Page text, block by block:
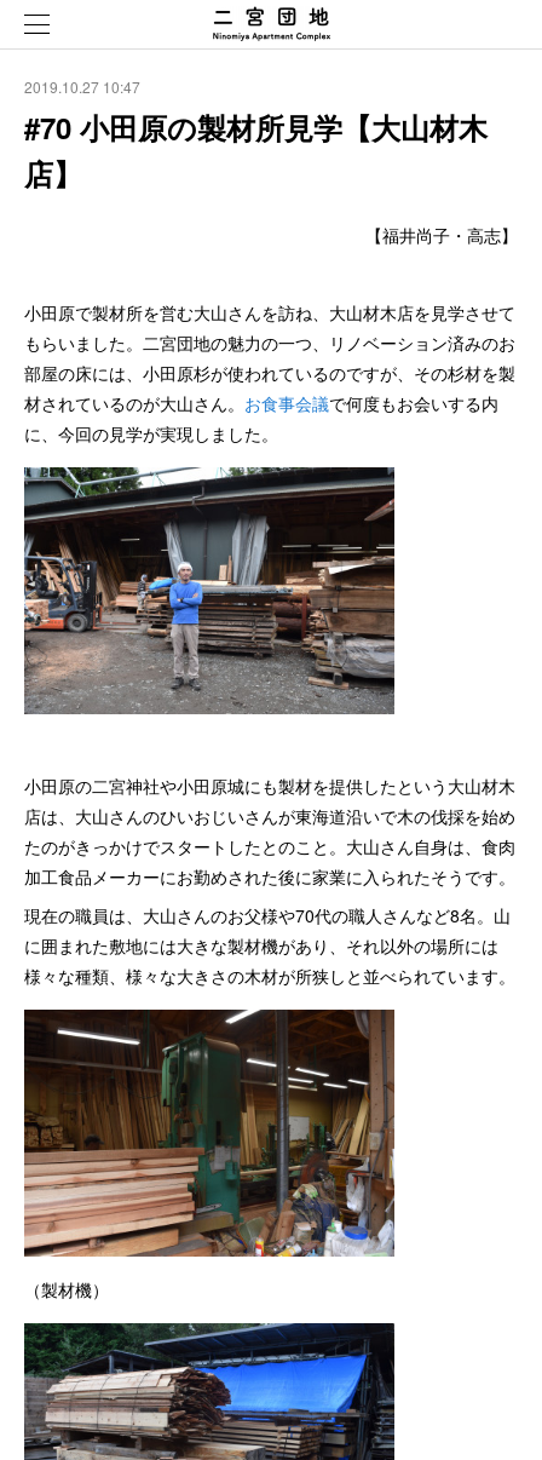
2019.10.27 10:47
#70 小田原の製材所見学【大山材木
店】
【福井尚子・高志】
小田原で製材所を営む大山さんを訪ね、大山材木店を見学させて
もらいました。二宮団地の魅力の一つ、リノベーション済みのお
部屋の床には、小田原杉が使われているのですが、その杉材を製
材されているのが大山さん。 お食事会議で何度もお会いする内
に、今回の見学が実現しました。
小田原の二宮神社や小田原城にも製材を提供したという大山材木
店は、大山さんのひいおじいさんが東海道沿いで木の伐採を始め
たのがきっかけでスタートしたとのこと。大山さん自身は、食肉
加工食品メーカーにお勤めされた後に家業に入られたそうです。
現在の職員は、大山さんのお父様や70代の職人さんなど8名。山
に囲まれた敷地には大きな製材機があり、それ以外の場所には
様々な種類、様々な大きさの木材が所狭しと並べられています。
（製材機）